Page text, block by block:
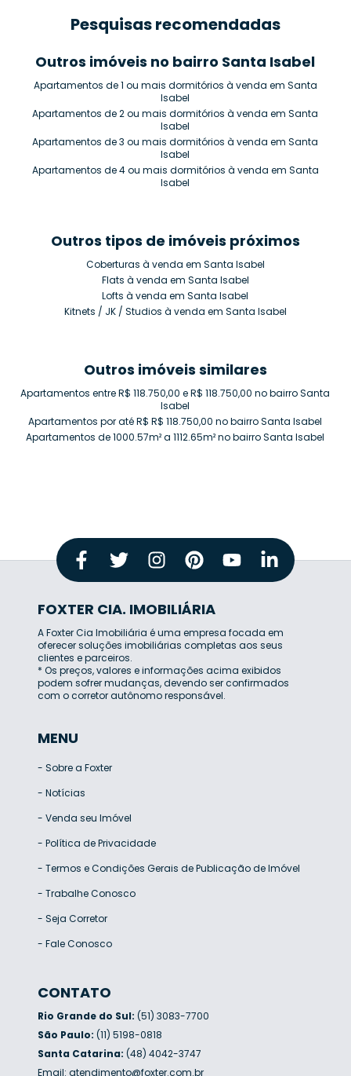
Pesquisas recomendadas
Outros imóveis no bairro Santa Isabel
Apartamentos de 1 ou mais dormitórios à venda em Santa
Isabel
Apartamentos de 2 ou mais dormitórios à venda em Santa
Isabel
Apartamentos de 3 ou mais dormitórios à venda em Santa
Isabel
Apartamentos de 4 ou mais dormitórios à venda em Santa
Isabel
Outros tipos de imóveis próximos
Coberturas à venda em Santa Isabel
Flats à venda em Santa Isabel
Lofts à venda em Santa Isabel
Kitnets / JK / Studios à venda em Santa Isabel
Outros imóveis similares
Apartamentos entre R$ 118.750,00 e R$ 118.750,00 no bairro Santa
Isabel
Apartamentos por até R$ R$ 118.750,00 no bairro Santa Isabel
Apartamentos de 1000.57m² a 1112.65m² no bairro Santa Isabel
FOXTER CIA. IMOBILIÁRIA
A Foxter Cia Imobiliária é uma empresa focada em
oferecer soluções imobiliárias completas aos seus
clientes e parceiros.
* Os preços, valores e informações acima exibidos
podem sofrer mudanças, devendo ser confirmados
com o corretor autônomo responsável.
MENU
- Sobre a Foxter
- Notícias
- Venda seu Imóvel
- Política de Privacidade
- Termos e Condições Gerais de Publicação de Imóvel
- Trabalhe Conosco
- Seja Corretor
- Fale Conosco
CONTATO
Rio Grande do Sul: (51) 3083-7700
São Paulo: (11) 5198-0818
Santa Catarina: (48) 4042-3747
Email: atendimento@foxter.com.br